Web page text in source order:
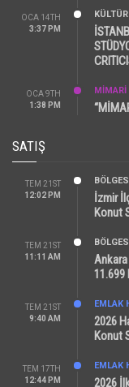
OCA 14TH
3:37 PM
OCA 9TH
1:38 PM
MİMARİ
SATIŞ
TEM 21ST
12:02 PM
İzmir
Konut
TEM 21ST
11:11 AM
Ankara
11.699
TEM 21ST
9:40 AM
EMLAK
2026
Konut
TEM 17TH
12:44 PM
EMLAK
2026